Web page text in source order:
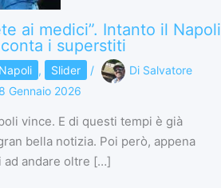
ai medici”. Intanto il Napoli
i superstiti
Napoli , Slider / Di Salvatore
Gennaio 2026
vince. E di questi tempi è già
bella notizia. Poi però, appena
ad andare oltre […]